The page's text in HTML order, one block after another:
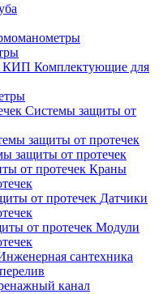
Комплектующие для
Системы защиты от
защиты от протечек
Краны
Датчики
Модули
сантехника
канал